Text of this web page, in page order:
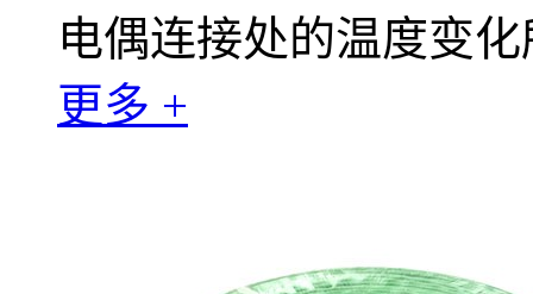
电偶连接处的温度变
更多 +